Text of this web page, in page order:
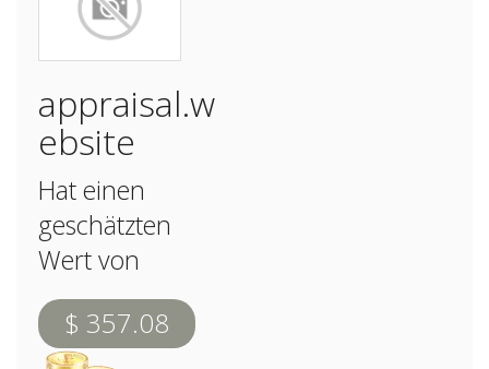
appraisal.w
ebsite
Hat einen
geschätzten
Wert von
$ 357.08